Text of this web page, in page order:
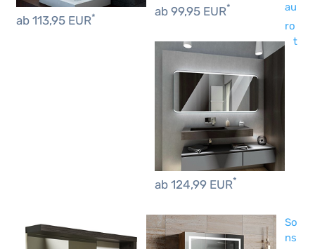
ab 113,95 EUR* ab 99,95 EUR*
ab 124,99 EUR*
au
ro
t
So
ns